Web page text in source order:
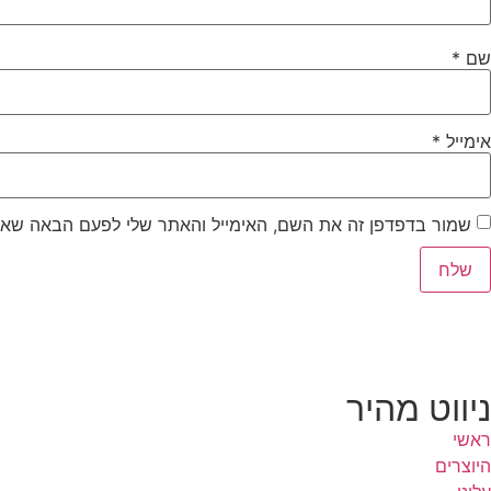
שם *
אימייל *
שמור בדפדפן זה את השם, האימייל והאתר שלי לפעם הבאה
ניווט מהיר
ראשי
היוצרים